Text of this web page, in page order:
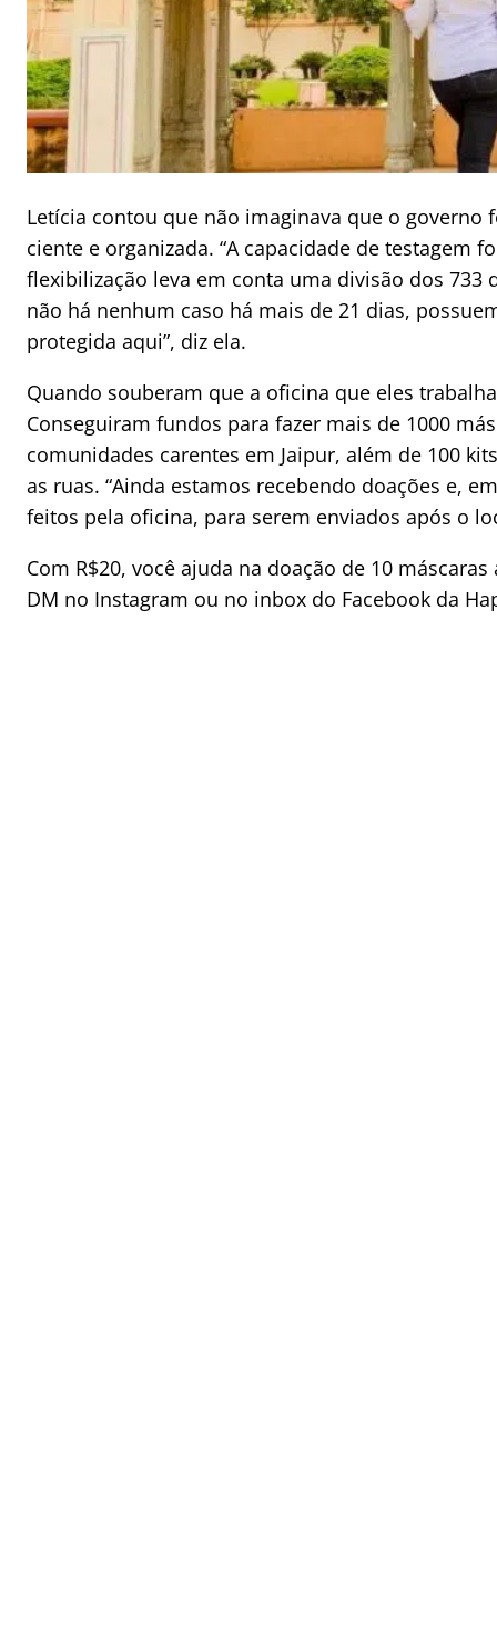
Letícia contou que não imaginava que o
ciente e organizada. “A capacidade de testagem
flexibilização leva em conta uma divisão dos
não há nenhum caso há mais de 21 dias,
protegida aqui”, diz ela.
Quando souberam que a oficina que eles
Conseguiram fundos para fazer mais de 1000
comunidades carentes em Jaipur, além de 100
as ruas. “Ainda estamos recebendo doações e,
feitos pela oficina, para serem enviados após o
Com R$20, você ajuda na doação de 10
DM no Instagram ou no inbox do Facebook da